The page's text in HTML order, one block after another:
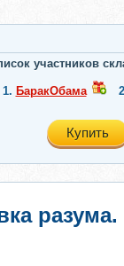
участников
1. БаракОбама
Купить